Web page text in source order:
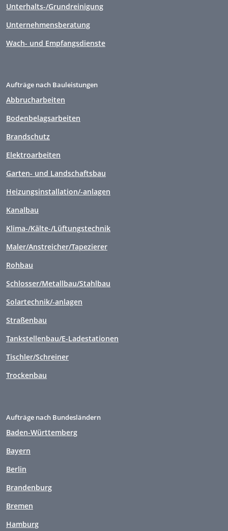
Unterhalts-/Grundreinigung
Unternehmensberatung
Wach- und Empfangsdienste
Aufträge nach Bauleistungen
Abbrucharbeiten
Bodenbelagsarbeiten
Brandschutz
Elektroarbeiten
Garten- und Landschaftsbau
Heizungsinstallation/-anlagen
Kanalbau
Klima-/Kälte-/Lüftungstechnik
Maler/Anstreicher/Tapezierer
Rohbau
Schlosser/Metallbau/Stahlbau
Solartechnik/-anlagen
Straßenbau
Tankstellenbau/E-Ladestationen
Tischler/Schreiner
Trockenbau
Aufträge nach Bundesländern
Baden-Württemberg
Bayern
Berlin
Brandenburg
Bremen
Hamburg